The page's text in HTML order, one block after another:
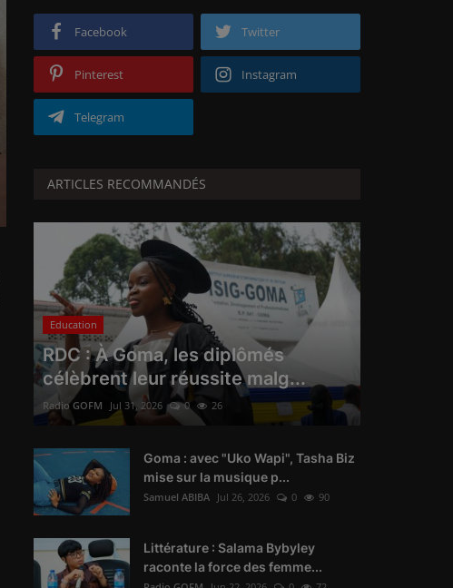
Facebook Twitter
Pinterest Instagram
Telegram
ARTICLES RECOMMANDÉS
Education
RDC : À Goma, les diplômés
célèbrent leur réussite malg...
Radio GOFM Jul 31, 2026 0 26
Goma : avec "Uko Wapi", Tasha Biz
mise sur la musique p...
Samuel ABIBA Jul 26, 2026 0 90
Littérature : Salama Bybyley
raconte la force des femme...